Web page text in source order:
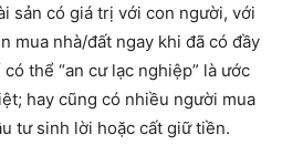
sản có giá trị với con người, với
mua nhà/đất ngay khi đã có đầy
thể “an cư lạc nghiệp” là ước
hay cũng có nhiều người mua
tư sinh lời hoặc cất giữ tiền.